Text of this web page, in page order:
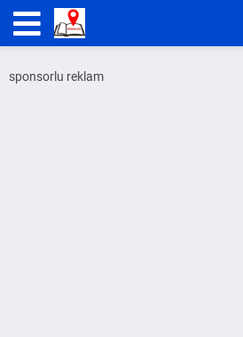
sponsorlu reklam